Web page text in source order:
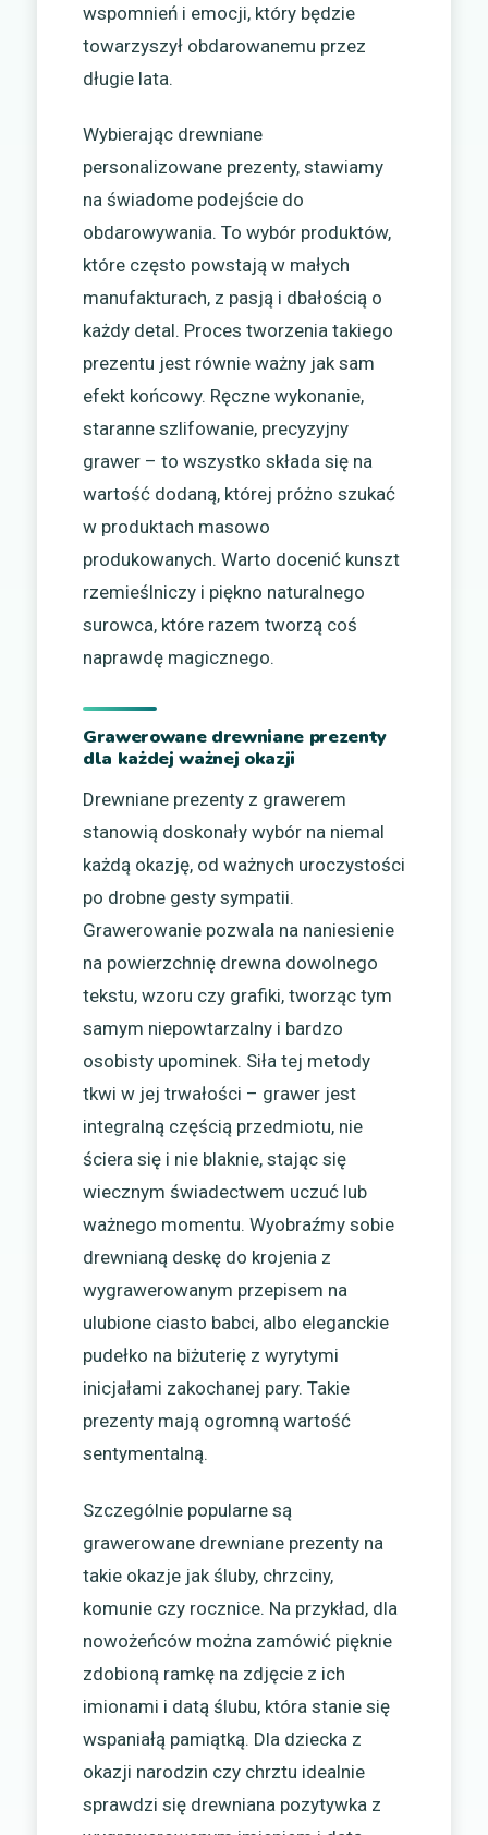
wspomnień i emocji, który będzie
towarzyszył obdarowanemu przez
długie lata.
Wybierając drewniane
personalizowane prezenty, stawiamy
na świadome podejście do
obdarowywania. To wybór produktów,
które często powstają w małych
manufakturach, z pasją i dbałością o
każdy detal. Proces tworzenia takiego
prezentu jest równie ważny jak sam
efekt końcowy. Ręczne wykonanie,
staranne szlifowanie, precyzyjny
grawer – to wszystko składa się na
wartość dodaną, której próżno szukać
w produktach masowo
produkowanych. Warto docenić kunszt
rzemieślniczy i piękno naturalnego
surowca, które razem tworzą coś
naprawdę magicznego.
Grawerowane drewniane prezenty
dla każdej ważnej okazji
Drewniane prezenty z grawerem
stanowią doskonały wybór na niemal
każdą okazję, od ważnych uroczystości
po drobne gesty sympatii.
Grawerowanie pozwala na naniesienie
na powierzchnię drewna dowolnego
tekstu, wzoru czy grafiki, tworząc tym
samym niepowtarzalny i bardzo
osobisty upominek. Siła tej metody
tkwi w jej trwałości – grawer jest
integralną częścią przedmiotu, nie
ściera się i nie blaknie, stając się
wiecznym świadectwem uczuć lub
ważnego momentu. Wyobraźmy sobie
drewnianą deskę do krojenia z
wygrawerowanym przepisem na
ulubione ciasto babci, albo eleganckie
pudełko na biżuterię z wyrytymi
inicjałami zakochanej pary. Takie
prezenty mają ogromną wartość
sentymentalną.
Szczególnie popularne są
grawerowane drewniane prezenty na
takie okazje jak śluby, chrzciny,
komunie czy rocznice. Na przykład, dla
nowożeńców można zamówić pięknie
zdobioną ramkę na zdjęcie z ich
imionami i datą ślubu, która stanie się
wspaniałą pamiątką. Dla dziecka z
okazji narodzin czy chrztu idealnie
sprawdzi się drewniana pozytywka z